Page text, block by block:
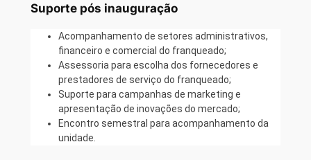
Suporte pós inauguração
Acompanhamento de setores administrativos,
financeiro e comercial do franqueado;
Assessoria para escolha dos fornecedores e
prestadores de serviço do franqueado;
Suporte para campanhas de marketing e
apresentação de inovações do mercado;
Encontro semestral para acompanhamento da
unidade.